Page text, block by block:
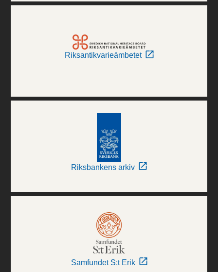
Riksantikvarieämbetet
Riksbankens arkiv
Samfundet S:t Erik